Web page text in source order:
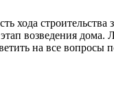
хода
возведения
на все вопросы